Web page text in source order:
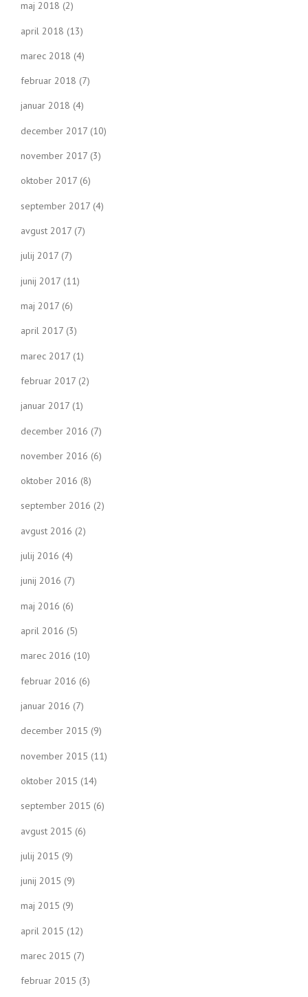
maj 2018 (2)
april 2018 (13)
marec 2018 (4)
februar 2018 (7)
januar 2018 (4)
december 2017 (10)
november 2017 (3)
oktober 2017 (6)
september 2017 (4)
avgust 2017 (7)
julij 2017 (7)
junij 2017 (11)
maj 2017 (6)
april 2017 (3)
marec 2017 (1)
februar 2017 (2)
januar 2017 (1)
december 2016 (7)
november 2016 (6)
oktober 2016 (8)
september 2016 (2)
avgust 2016 (2)
julij 2016 (4)
junij 2016 (7)
maj 2016 (6)
april 2016 (5)
marec 2016 (10)
februar 2016 (6)
januar 2016 (7)
december 2015 (9)
november 2015 (11)
oktober 2015 (14)
september 2015 (6)
avgust 2015 (6)
julij 2015 (9)
junij 2015 (9)
maj 2015 (9)
april 2015 (12)
marec 2015 (7)
februar 2015 (3)